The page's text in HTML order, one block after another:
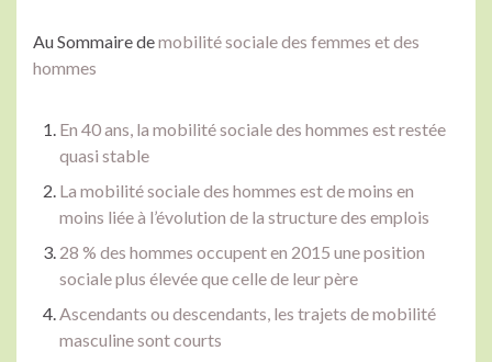
Au Sommaire demobilité sociale des femmes et des
hommes
En 40 ans, la mobilité sociale des hommes est restée
quasi stable
La mobilité sociale des hommes est de moins en
moins liée à l’évolution de la structure des emplois
28 % des hommes occupent en 2015 une position
sociale plus élevée que celle de leur père
Ascendants ou descendants, les trajets de mobilité
masculine sont courts